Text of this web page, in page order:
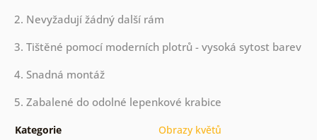
2. Nevyžadují žádný další rám
3. Tištěné pomocí moderních plotrů - vysoká sytost barev
4. Snadná montáž
5. Zabalené do odolné lepenkové krabice
Kategorie Obrazy květů